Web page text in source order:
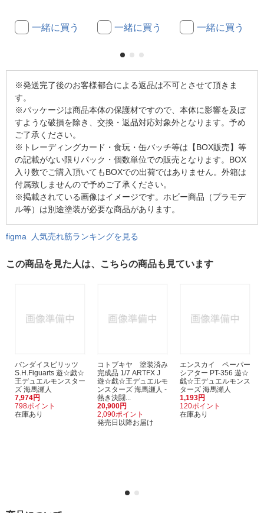
一緒に買う 一緒に買う 一緒に買う
※発送完了後のお客様都合による返品は不可とさせて頂きま
す。
※パッケージは商品本体の保護材ですので、本体に影響を及ぼ
すような破損を除き、交換・返品対応対象外となります。予め
ご了承ください。
※トレーディングカード・食玩・缶バッチ等は【BOX販売】等
の記載がない限りパック・個数単位での販売となります。BOX
入り数でご購入頂いてもBOXでの出荷ではありません。外箱は
付属致しませんので予めご了承ください。
※掲載されている画像はイメージです。ホビー商品（プラモデ
ル等）は別途塗装が必要な商品があります。
figma 人気売れ筋ランキングを見る
この商品を見た人は、こちらの商品も見ています
バンダイスピリッツ
S.H.Figuarts 遊☆戯☆
王デュエルモンスター
ズ 海馬瀬人
7,974円
798ポイント
在庫あり
コトブキヤ 塗装済み
完成品 1/7 ARTFX J
遊☆戯☆王デュエルモ
ンスターズ 海馬瀬人 -
熱き決闘...
20,900円
2,090ポイント
発売日以降お届け
エンスカイ ペーパー
シアター PT-356 遊☆
戯☆王デュエルモンス
ターズ 海馬瀬人
1,193円
120ポイント
在庫あり